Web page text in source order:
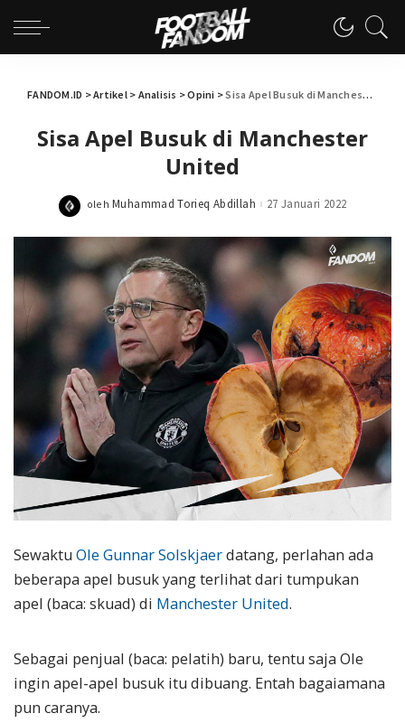
FANDOM.ID >Artikel> Analisis >Opini >Sisa Apel Busuk di Manchester United
Sisa Apel Busuk di Manchester
United
Posted
oleh Muhammad Torieq Abdillah 27 Januari 2022
Sewaktu Ole Gunnar Solskjaerdatang, perlahan ada
beberapa apel busuk yang terlihat dari tumpukan
apel (baca: skuad) di Manchester United.
Sebagai penjual (baca: pelatih) baru, tentu saja Ole
ingin apel-apel busuk itu dibuang. Entah bagaiamana
pun caranya.